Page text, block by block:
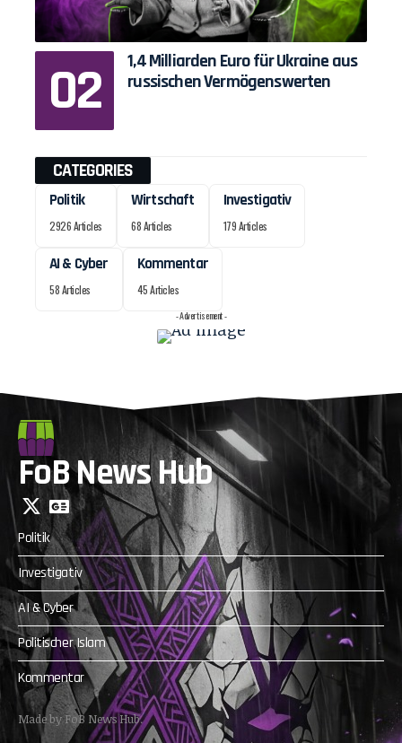
1,4 Milliarden Euro für Ukraine aus
russischen Vermögenswerten
CATEGORIES
Politik
2926 Articles
Wirtschaft
68 Articles
Investigativ
179 Articles
AI & Cyber
58 Articles
Kommentar
45 Articles
- Advertisement -
FoB News Hub
Politik
Investigativ
AI & Cyber
Politischer Islam
Kommentar
Made by FoB News Hub.